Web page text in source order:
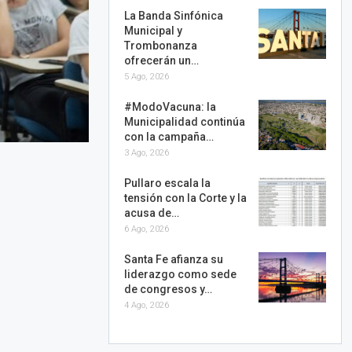
La Banda Sinfónica
Municipal y
Trombonanza
ofrecerán un…
5 Ago, 2026
#ModoVacuna: la
Municipalidad continúa
con la campaña…
3 Ago, 2026
Pullaro escala la
tensión con la Corte y la
acusa de…
6 Ago, 2026
Santa Fe afianza su
liderazgo como sede
de congresos y…
4 Ago, 2026